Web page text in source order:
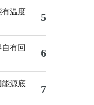
有温度 5
有回
6
能源底
7